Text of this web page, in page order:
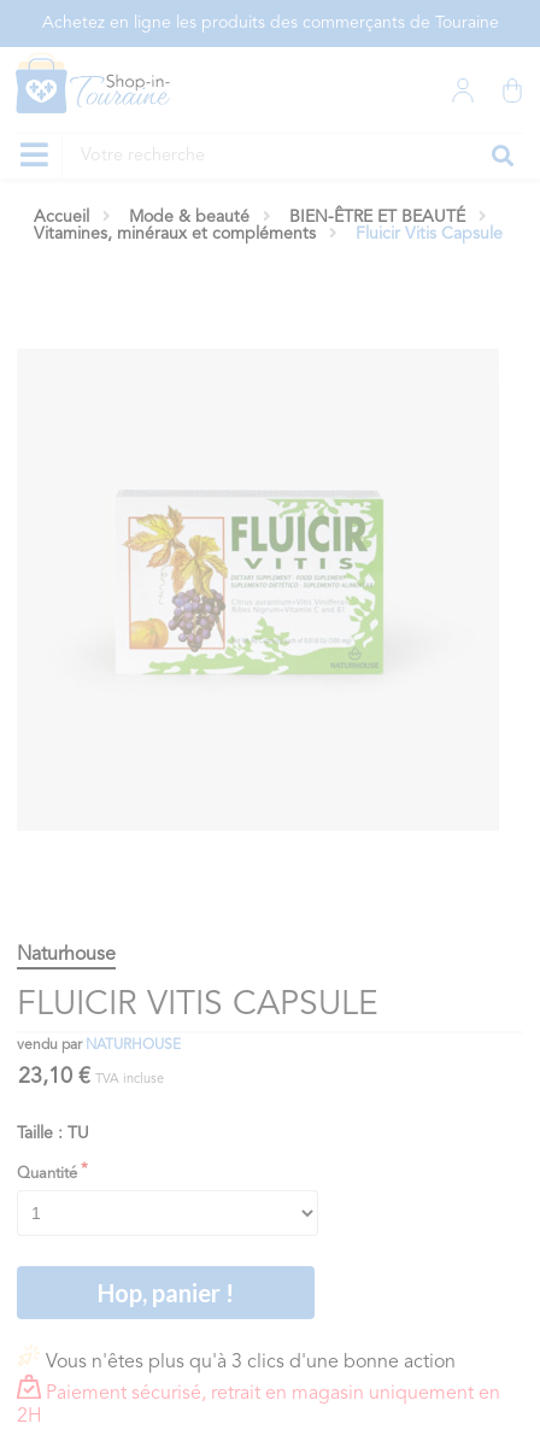
Achetez en ligne les produits des commerçants de Touraine
Accueil Mode & beauté
BIEN-ÊTRE ET BEAUTÉ
Vitamines, minéraux et compléments
Fluicir Vitis Capsule
Naturhouse
FLUICIR VITIS CAPSULE
vendu par NATURHOUSE
23,10 € TVA incluse
Taille : TU
Quantité
Hop, panier !
Vous n'êtes plus qu'à 3 clics d'une bonne action
Paiement sécurisé, retrait en magasin uniquement en
2H
Panneau de gestion des cookies